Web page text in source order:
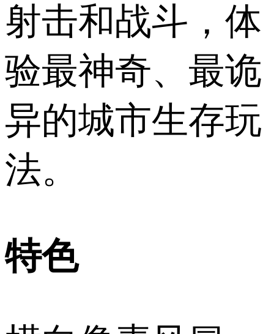
射击和战斗，体
验最神奇、最诡
异的城市生存玩
法。
特色